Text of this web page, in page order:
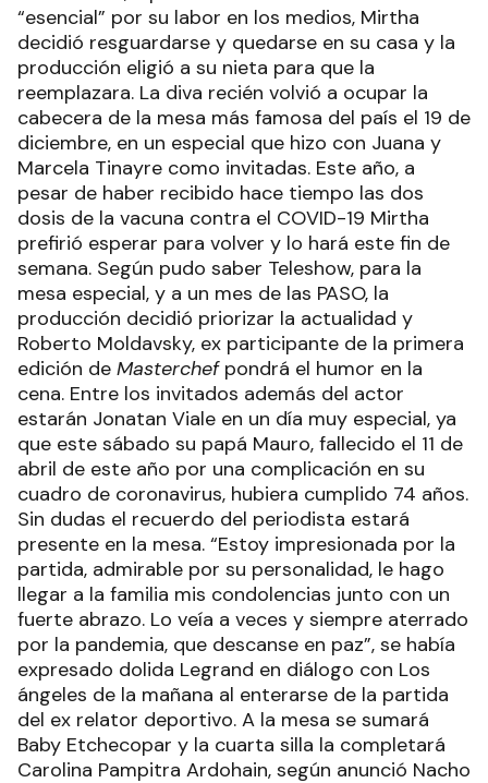
“esencial” por su labor en los medios, Mirtha
decidió resguardarse y quedarse en su casa y la
producción eligió a su nieta para que la
reemplazara. La diva recién volvió a ocupar la
cabecera de la mesa más famosa del país el 19 de
diciembre, en un especial que hizo con Juana y
Marcela Tinayre como invitadas. Este año, a
pesar de haber recibido hace tiempo las dos
dosis de la vacuna contra el COVID-19 Mirtha
prefirió esperar para volver y lo hará este fin de
semana. Según pudo saber Teleshow, para la
mesa especial, y a un mes de las PASO, la
producción decidió priorizar la actualidad y
Roberto Moldavsky, ex participante de la primera
edición de Masterchef pondrá el humor en la
cena. Entre los invitados además del actor
estarán Jonatan Viale en un día muy especial, ya
que este sábado su papá Mauro, fallecido el 11 de
abril de este año por una complicación en su
cuadro de coronavirus, hubiera cumplido 74 años.
Sin dudas el recuerdo del periodista estará
presente en la mesa. “Estoy impresionada por la
partida, admirable por su personalidad, le hago
llegar a la familia mis condolencias junto con un
fuerte abrazo. Lo veía a veces y siempre aterrado
por la pandemia, que descanse en paz”, se había
expresado dolida Legrand en diálogo con Los
ángeles de la mañana al enterarse de la partida
del ex relator deportivo. A la mesa se sumará
Baby Etchecopar y la cuarta silla la completará
Carolina Pampitra Ardohain, según anunció Nacho